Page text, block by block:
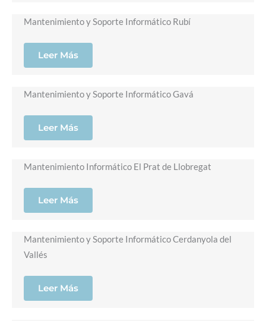
Mantenimiento y Soporte Informático Rubí
Leer Más
Mantenimiento y Soporte Informático Gavá
Leer Más
Mantenimiento Informático El Prat de Llobregat
Leer Más
Mantenimiento y Soporte Informático Cerdanyola del
Vallés
Leer Más